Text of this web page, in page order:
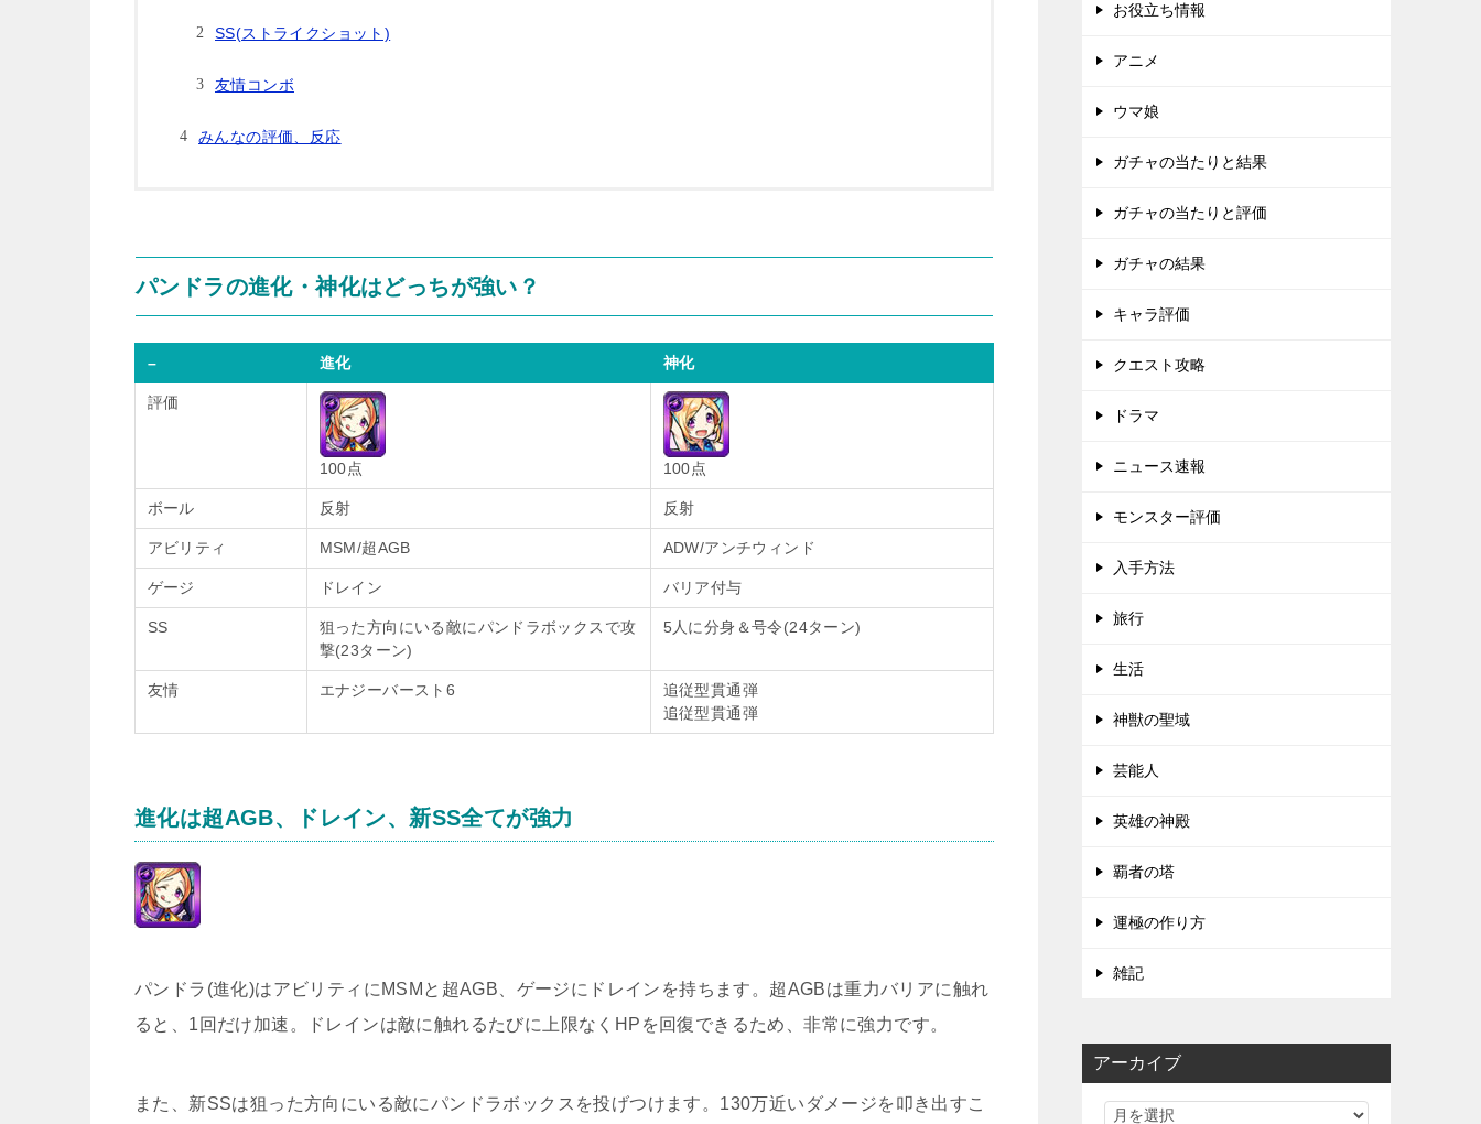
SS(ストライクショット)
友情コンボ
みんなの評価、反応
パンドラの進化・神化はどっちが強い？
– 進化 神化
評価
100点 100点
ボール 反射 反射
アビリティ MSM/超AGB ADW/アンチウィンド
ゲージ ドレイン バリア付与
SS
狙った方向にいる敵にパンドラボックスで攻
撃(23ターン)
5人に分身＆号令(24ターン)
友情 エナジーバースト6
追従型貫通弾
追従型貫通弾
進化は超AGB、ドレイン、新SS全てが強力
パンドラ(進化)はアビリティにMSMと超AGB、ゲージにドレインを持ちます。超AGBは重力バリアに触れ
ると、1回だけ加速。ドレインは敵に触れるたびに上限なくHPを回復できるため、非常に強力です。
また、新SSは狙った方向にいる敵にパンドラボックスを投げつけます。130万近いダメージを叩き出すこ
お役立ち情報
アニメ
ウマ娘
ガチャの当たりと結果
ガチャの当たりと評価
ガチャの結果
キャラ評価
クエスト攻略
ドラマ
ニュース速報
モンスター評価
入手方法
旅行
生活
神獣の聖域
芸能人
英雄の神殿
覇者の塔
運極の作り方
雑記
アーカイブ